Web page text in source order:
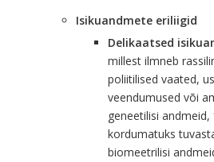
Isikuandmete eriliigid
Delikaatsed
millest ilmneb
poliitilised vaated,
veendumused või
geneetilisi andmeid,
kordumatuks
biomeetrilisi